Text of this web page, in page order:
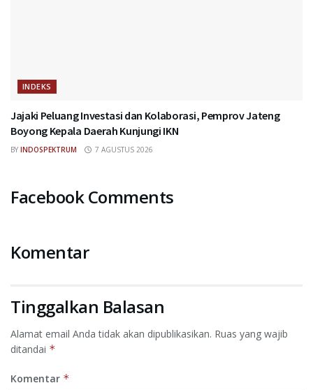
INDEKS
Jajaki Peluang Investasi dan Kolaborasi, Pemprov Jateng
Boyong Kepala Daerah Kunjungi IKN
BY INDOSPEKTRUM 7 AGUSTUS 2026
Facebook Comments
Komentar
Tinggalkan Balasan
Alamat email Anda tidak akan dipublikasikan. Ruas yang wajib
ditandai *
Komentar *